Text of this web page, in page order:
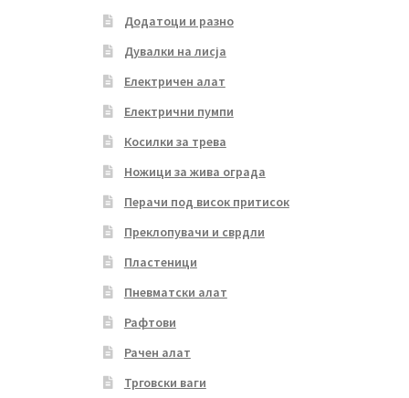
Додатоци и разно
Дувалки на лисја
Електричен алат
Електрични пумпи
Косилки за трева
Ножици за жива ограда
Перачи под висок притисок
Преклопувачи и сврдли
Пластеници
Пневматски алат
Рафтови
Рачен алат
Трговски ваги